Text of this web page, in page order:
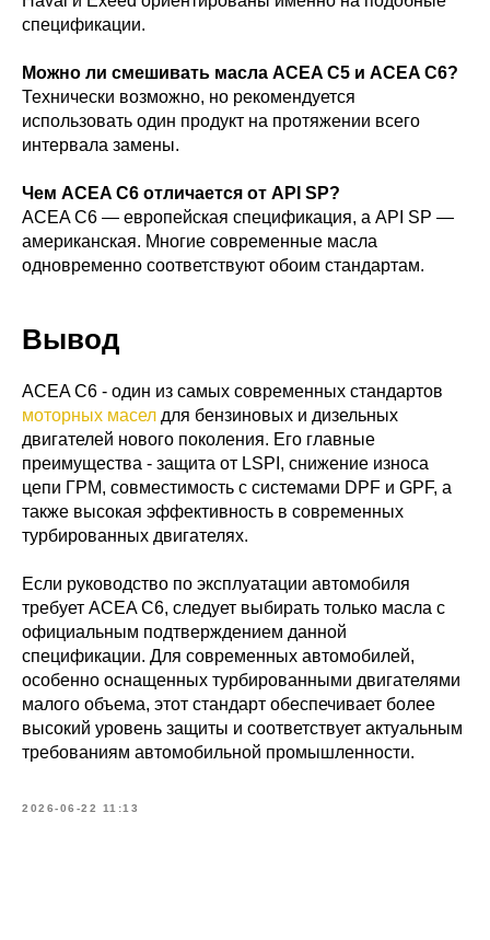
спецификации.
Можно ли смешивать масла ACEA C5 и ACEA C6?
Технически возможно, но рекомендуется
использовать один продукт на протяжении всего
интервала замены.
Чем ACEA C6 отличается от API SP?
ACEA C6 — европейская спецификация, а API SP —
американская. Многие современные масла
одновременно соответствуют обоим стандартам.
Вывод
ACEA C6 - один из самых современных стандартов
моторных масел для бензиновых и дизельных
двигателей нового поколения. Его главные
преимущества - защита от LSPI, снижение износа
цепи ГРМ, совместимость с системами DPF и GPF, а
также высокая эффективность в современных
турбированных двигателях.
Если руководство по эксплуатации автомобиля
требует ACEA C6, следует выбирать только масла с
официальным подтверждением данной
спецификации. Для современных автомобилей,
особенно оснащенных турбированными двигателями
малого объема, этот стандарт обеспечивает более
высокий уровень защиты и соответствует актуальным
требованиям автомобильной промышленности.
2026-06-22 11:13